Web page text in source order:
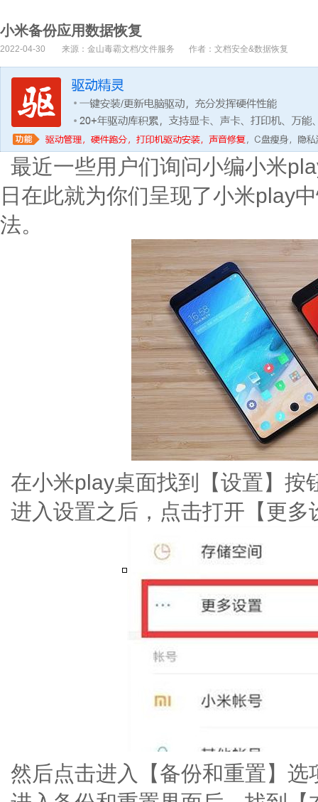
小米备份应用数据恢复
2022-04-30 来源：金山毒霸文档/文件服务 作者：文档安全&数据恢复
最近一些用户们询问小编小米
日在此就为你们呈现了小米play
法。
在小米play桌面找到【设置】
进入设置之后，点击打开【更
然后点击进入【备份和重置】